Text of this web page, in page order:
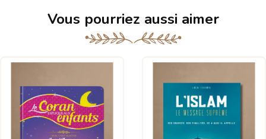
Vous pourriez aussi aimer